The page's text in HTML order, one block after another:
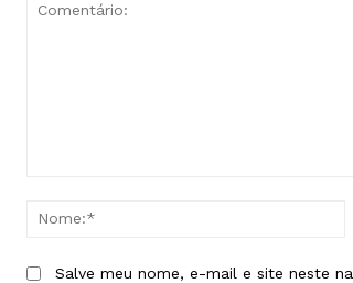
Salve meu nome, e-mail e site neste